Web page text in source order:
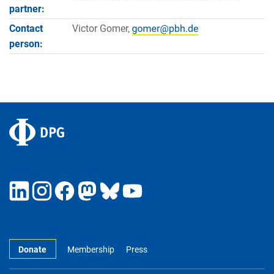
partner:
Contact
person:
Victor Gomer,
Donate Membership Press